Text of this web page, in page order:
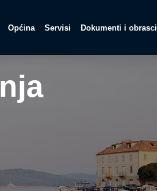
Općina Servisi Dokumenti i obrasci